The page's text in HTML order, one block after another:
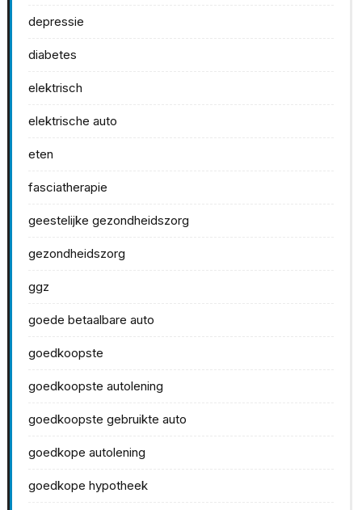
depressie
diabetes
elektrisch
elektrische auto
eten
fasciatherapie
geestelijke gezondheidszorg
gezondheidszorg
ggz
goede betaalbare auto
goedkoopste
goedkoopste autolening
goedkoopste gebruikte auto
goedkope autolening
goedkope hypotheek